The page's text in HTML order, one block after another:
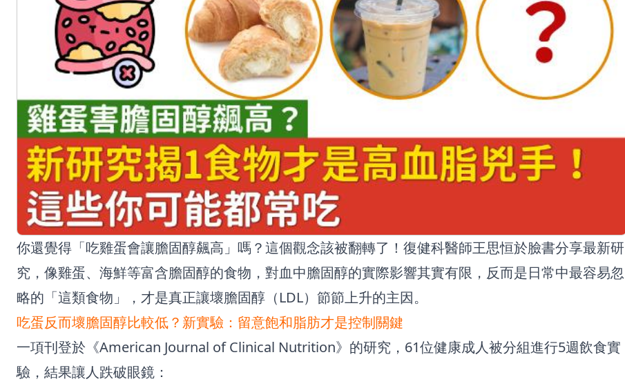
你還覺得「吃雞蛋會讓膽固醇飆高」嗎？這個觀念該被翻轉了！復健科醫師王思恒於臉書分享最新研
究，像雞蛋、海鮮等富含膽固醇的食物，對血中膽固醇的實際影響其實有限，反而是日常中最容易忽
略的「這類食物」，才是真正讓壞膽固醇（LDL）節節上升的主因。
吃蛋反而壞膽固醇比較低？新實驗：留意飽和脂肪才是控制關鍵
一項刊登於《American Journal of Clinical Nutrition》的研究，61位健康成人被分組進行5週飲食實
驗，結果讓人跌破眼鏡：